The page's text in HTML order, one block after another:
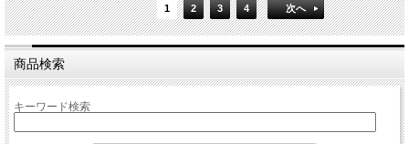
1 2 3 4 次へ
商品検索
キーワード検索